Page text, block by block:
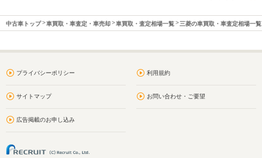
中古車トップ 車買取・車査定・車売却 車買取・査定相場一覧 三菱の車買取・車査定相場一覧
プライバシーポリシー 利用規約
サイトマップ お問い合わせ・ご要望
広告掲載のお申し込み